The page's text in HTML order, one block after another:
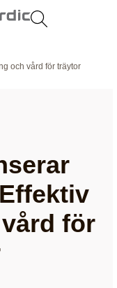
och vård för träytor
för